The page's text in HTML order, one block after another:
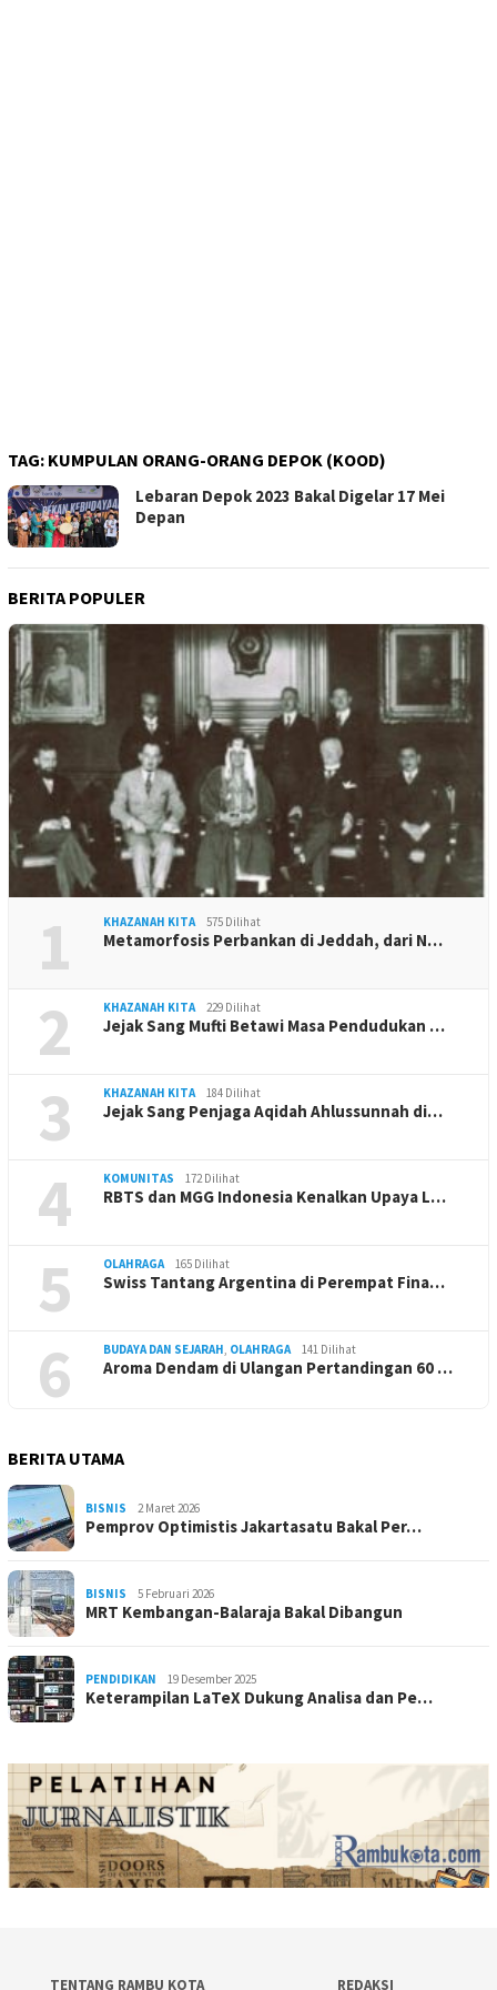
TAG: KUMPULAN ORANG-ORANG DEPOK (KOOD)
Lebaran Depok 2023 Bakal Digelar 17 Mei
Depan
BERITA POPULER
1 KHAZANAH KITA 575 Dilihat
Metamorfosis Perbankan di Jeddah, dari N…
2 KHAZANAH KITA 229 Dilihat
Jejak Sang Mufti Betawi Masa Pendudukan …
3 KHAZANAH KITA 184 Dilihat
Jejak Sang Penjaga Aqidah Ahlussunnah di…
4 KOMUNITAS 172 Dilihat
RBTS dan MGG Indonesia Kenalkan Upaya L…
5 OLAHRAGA 165 Dilihat
Swiss Tantang Argentina di Perempat Fina…
6 BUDAYA DAN SEJARAH, OLAHRAGA 141 Dilihat
Aroma Dendam di Ulangan Pertandingan 60 …
BERITA UTAMA
BISNIS 2 Maret 2026
Pemprov Optimistis Jakartasatu Bakal Per…
BISNIS 5 Februari 2026
MRT Kembangan-Balaraja Bakal Dibangun
PENDIDIKAN 19 Desember 2025
Keterampilan LaTeX Dukung Analisa dan Pe…
TENTANG RAMBU KOTA REDAKSI